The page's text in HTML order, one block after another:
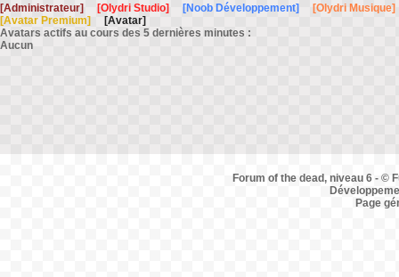
[Administrateur]
[Olydri Studio] [Noob Développement]
[Olydri Musique]
[Avatar Premium]
[Avatar]
Avatars actifs au cours des 5 dernières minutes :
Aucun
Forum of the dead, niveau 6 - ©
Page